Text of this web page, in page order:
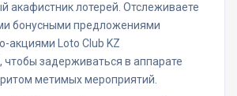
акафистник лотерей. Отслеживаете
бонусными предложениями
акциями Loto Club KZ
чтобы задерживаться в аппарате
метимых мероприятий.